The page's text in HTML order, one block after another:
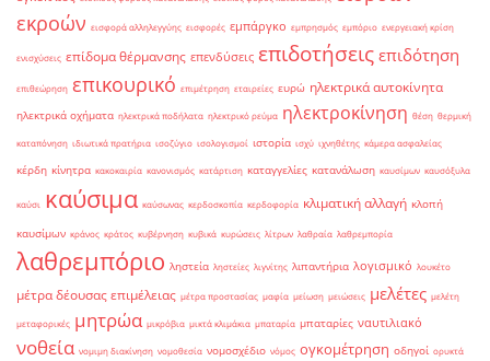
εκροών εισφορά αλληλεγγύης εισφορές εμπάργκο εμπρησμός εμπόριο ενεργειακή κρίση
ενισχύσεις επίδομα θέρμανσης επενδύσεις επιδοτήσεις επιδότηση
επιθεώρηση επικουρικό επιμέτρηση εταιρείες ευρώ ηλεκτρικά αυτοκίνητα
ηλεκτρικά οχήματα ηλεκτρικά ποδήλατα ηλεκτρικό ρεύμα ηλεκτροκίνηση θέση θερμική
καταπόνηση ιδιωτικά πρατήρια ισοζύγιο ισολογισμοί ιστορία ισχύ ιχνηθέτης κάμερα ασφαλείας
κέρδη κίνητρα κακοκαιρία κανονισμός κατάρτιση καταγγελίες κατανάλωση καυσίμων καυσόξυλα
καύσι καύσιμα καύσωνας κερδοσκοπία κερδοφορία κλιματική αλλαγή κλοπή
καυσίμων κράνος κράτος κυβέρνηση κυβικά κυρώσεις λίτρων λαθραία λαθρεμπορία
λαθρεμπόριο ληστεία ληστείες λιγνίτης λιπαντήρια λογισμικό λουκέτο
μέτρα δέουσας επιμέλειας μέτρα προστασίας μαφία μείωση μειώσεις μελέτες μελέτη
μεταφορικές μητρώα μικρόβια μικτά κλιμάκια μπαταρία μπαταρίες ναυτιλιακό
νοθεία νομιμη διακίνηση νομοθεσία νομοσχέδιο νόμος ογκομέτρηση οδηγοί ορυκτά